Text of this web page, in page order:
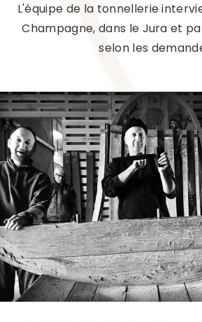
L'équipe de la tonnellerie
Champagne, dans le Jura et
selon les